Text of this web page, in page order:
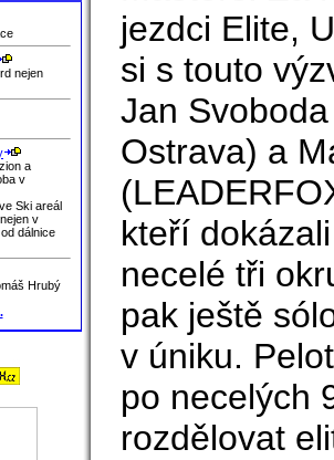
nejen
a
v
Ski areál
v
dálnice
Hrubý
jezdci Elite,
si s touto
Jan
Ostrava) a
kteří
necelé tři
pak ještě
v úniku.
po necelých
rozdělovat